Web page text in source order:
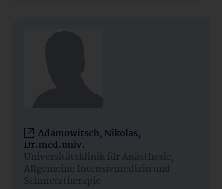
Adamowitsch, Nikolas,
Dr.med.univ.
Universitätsklinik für Anästhesie,
Allgemeine Intensivmedizin und
Schmerztherapie